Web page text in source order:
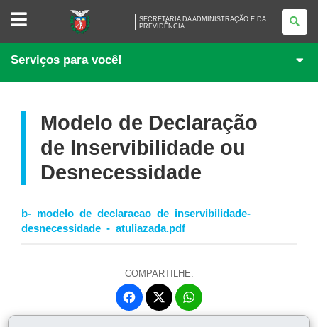
SECRETARIA
ADMINISTRAÇÃO
E
DA
PREVIDÊNCIA
SECRETARIA DA ADMINISTRAÇÃO E DA
PREVIDÊNCIA
Serviços para você!
Modelo de Declaração
de Inservibilidade ou
Desnecessidade
b-_modelo_de_declaracao_de_inservibilidade-
desnecessidade_-_atuliazada.pdf
COMPARTILHE:
Fa
ce
ha